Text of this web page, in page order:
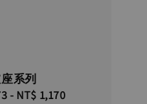
系列
- NT$ 1,170